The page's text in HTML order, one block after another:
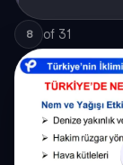
8 of 31